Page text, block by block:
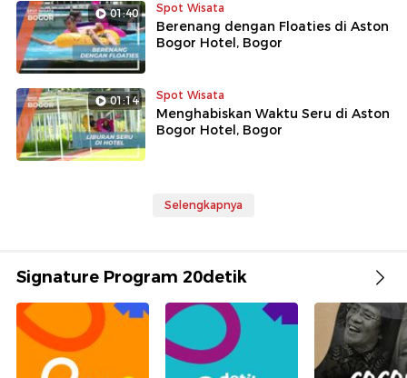
01:40 Spot Wisata
Berenang dengan Floaties di Aston
Bogor Hotel, Bogor
01:14 Spot Wisata
Menghabiskan Waktu Seru di Aston
Bogor Hotel, Bogor
Selengkapnya
Signature Program 20detik